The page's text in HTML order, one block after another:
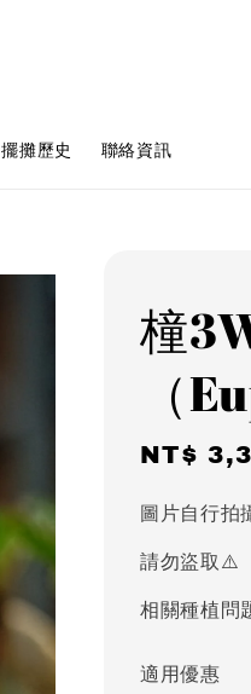
擺攤歷史 聯絡資訊
橦
（
Sale
NT$
圖片自行拍
請勿盜取⚠️
相關種植問
適用優惠